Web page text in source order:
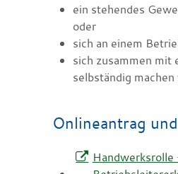
ein stehendes
oder
sich an einem
sich zusammen mit
selbständig
Onlineantrag
Handwerksrolle